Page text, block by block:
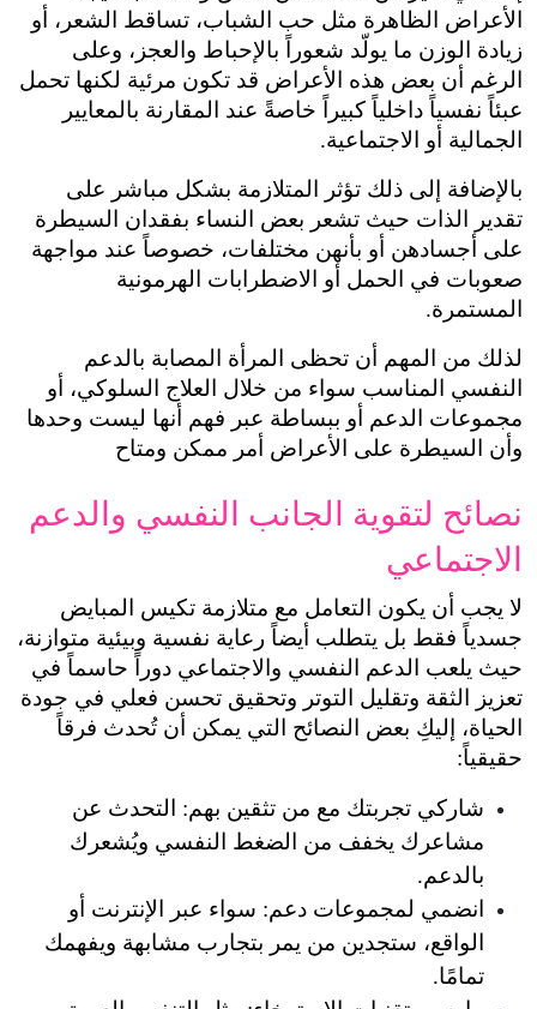
الأعراض الظاهرة مثل حب الشباب، تساقط الشعر، أو
زيادة الوزن ما يولّد شعوراً بالإحباط والعجز، وعلى
الرغم أن بعض هذه الأعراض قد تكون مرئية لكنها تحمل
عبئاً نفسياً داخلياً كبيراً خاصةً عند المقارنة بالمعايير
بالإضافة إلى ذلك تؤثر المتلازمة بشكل مباشر على
تقدير الذات حيث تشعر بعض النساء بفقدان السيطرة
على أجسادهن أو بأنهن مختلفات، خصوصاً عند مواجهة
صعوبات في الحمل أو الاضطرابات الهرمونية
لذلك من المهم أن تحظى المرأة المصابة بالدعم
النفسي المناسب سواء من خلال العلاج السلوكي، أو
مجموعات الدعم أو ببساطة عبر فهم أنها ليست وحدها
الأعراض أمر ممكن ومتاح
نصائح لتقوية الجانب النفسي والدعم
لا يجب أن يكون التعامل مع متلازمة تكيس المبايض
جسدياً فقط بل يتطلب أيضاً رعاية نفسية وبيئية متوازنة،
حيث يلعب الدعم النفسي والاجتماعي دوراً حاسماً في
تعزيز الثقة وتقليل التوتر وتحقيق تحسن فعلي في جودة
الحياة، إليكِ بعض النصائح التي يمكن أن تُحدث فرقاً
شاركي تجربتك مع من تثقين بهم: التحدث عن
مشاعرك يخفف من الضغط النفسي ويُشعرك
انضمي لمجموعات دعم: سواء عبر الإنترنت أو
الواقع، ستجدين من يمر بتجارب مشابهة ويفهمك